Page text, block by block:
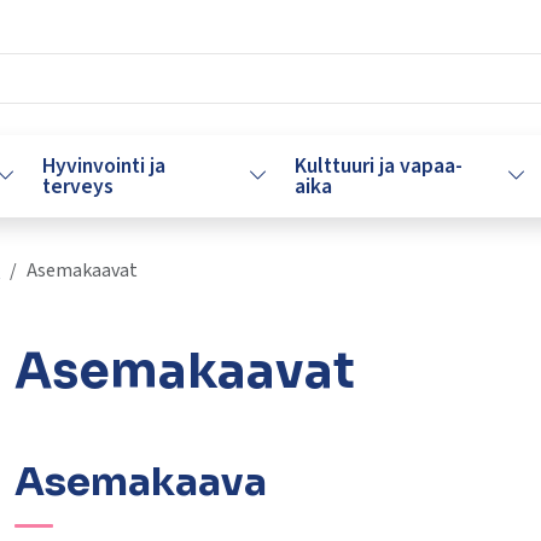
alasvetovalikkoa
Hyvinvointi ja
terveys Vaihda alasvetovalikkoa
Kulttuuri ja vapaa-
aika
Asemakaavat
Asemakaavat
Asemakaava